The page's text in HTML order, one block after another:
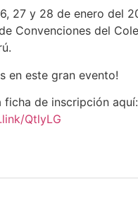
27 y 28 de enero del
Convenciones del
en este gran evento!
ficha de inscripción aquí:
QtlyLG